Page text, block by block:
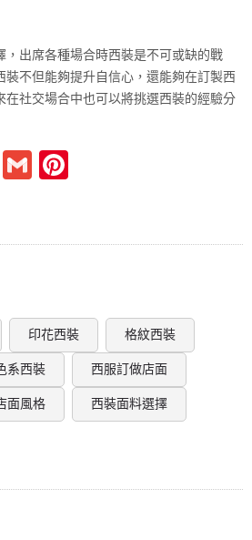
，出席各種場合時西裝是不可或缺的戰
裝不但能夠提升自信心，還能夠在訂製西
在社交場合中也可以將挑選西裝的經驗分
WeChat
Gmail
印花西裝 格紋西裝
系西裝 西服訂做店面
面風格 西裝面料選擇